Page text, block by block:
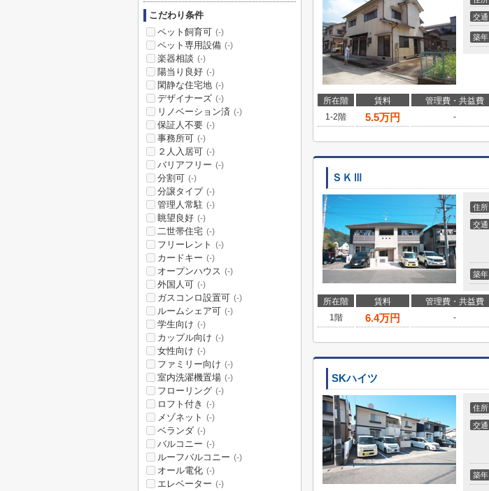
交通
築年
所在階 賃料 管理費・共益費
1-2階
5.5万円 -
ＳＫⅢ
住所
交通
築年
所在階 賃料 管理費・共益費
1階
6.4万円 -
SKハイツ
住所
交通
築年
こだわり条件
ペット飼育可 (-)
ペット専用設備 (-)
楽器相談 (-)
陽当り良好 (-)
閑静な住宅地 (-)
デザイナーズ (-)
リノベーション済 (-)
保証人不要 (-)
事務所可 (-)
２人入居可 (-)
バリアフリー (-)
分割可 (-)
分譲タイプ (-)
管理人常駐 (-)
眺望良好 (-)
二世帯住宅 (-)
フリーレント (-)
カードキー (-)
オープンハウス (-)
外国人可 (-)
ガスコンロ設置可 (-)
ルームシェア可 (-)
学生向け (-)
カップル向け (-)
女性向け (-)
ファミリー向け (-)
室内洗濯機置場 (-)
フローリング (-)
ロフト付き (-)
メゾネット (-)
ベランダ (-)
バルコニー (-)
ルーフバルコニー (-)
オール電化 (-)
エレベーター (-)